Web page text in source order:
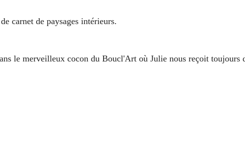
carnet de paysages intérieurs.
le merveilleux cocon du Boucl'Art où Julie nous reçoit toujours